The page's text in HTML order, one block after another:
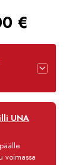
€
12 kk
3,90 €/kk
UNA
voimassa